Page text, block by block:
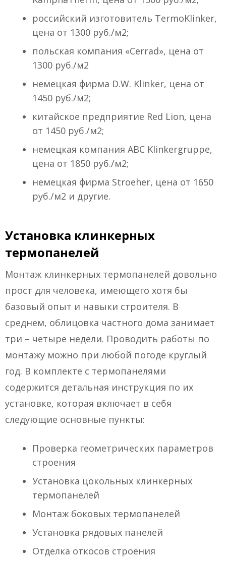
российский изготовитель TermoKlinker,
цена от 1300 руб./м2;
польская компания «Cerrad», цена от
1300 руб./м2
немецкая фирма D.W. Klinker, цена от
1450 руб./м2;
китайское предприятие Red Lion, цена
от 1450 руб./м2;
немецкая компания ABC Klinkergruppe,
цена от 1850 руб./м2;
немецкая фирма Stroeher, цена от 1650
руб./м2 и другие.
Установка клинкерных
термопанелей
Монтаж клинкерных термопанелей довольно
прост для человека, имеющего хотя бы
базовый опыт и навыки строителя. В
среднем, облицовка частного дома занимает
три – четыре недели. Проводить работы по
монтажу можно при любой погоде круглый
год. В комплекте с термопанелями
содержится детальная инструкция по их
установке, которая включает в себя
следующие основные пункты:
Проверка геометрических параметров
строения
Установка цокольных клинкерных
термопанелей
Монтаж боковых термопанелей
Установка рядовых панелей
Отделка откосов строения